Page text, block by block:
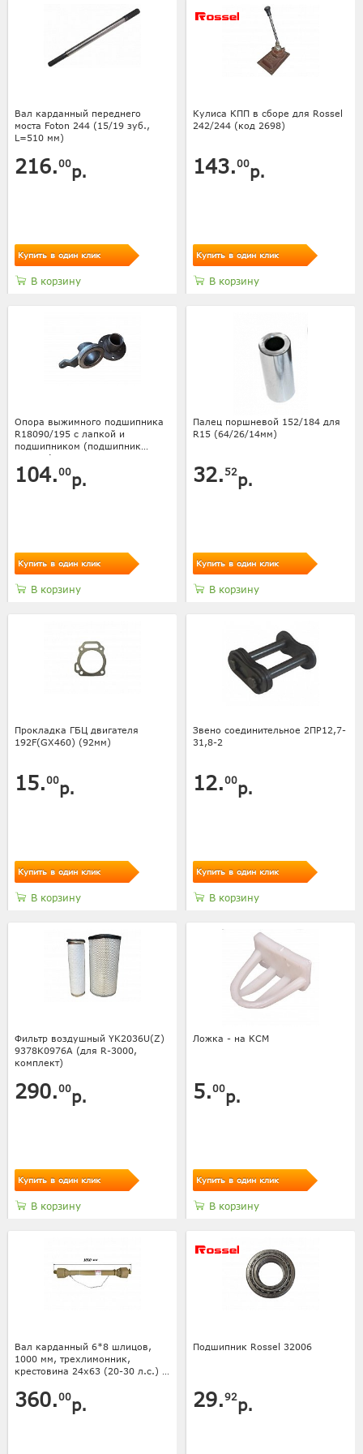
Вал карданный переднего
моста Foton 244 (15/19 зуб.,
L=510 мм)
216.00р.
Купить в один клик
В корзину
Кулиса КПП в сборе для Rossel
242/244 (код 2698)
143.00р.
Купить в один клик
В корзину
Опора выжимного подшипника
R18090/195 с лапкой и
подшипником (подшипник
688808)
104.00р.
Купить в один клик
В корзину
Палец поршневой 152/184 для
R15 (64/26/14мм)
32. 52р.
Купить в один клик
В корзину
Прокладка ГБЦ двигателя
192F(GX460) (92мм)
15.00р.
Купить в один клик
В корзину
Звено соединительное 2ПР12,7-
31,8-2
12.00р.
Купить в один клик
В корзину
Фильтр воздушный YK2036U(Z)
9378K0976A (для R-3000,
комплект)
290.00р.
Купить в один клик
В корзину
Ложка - на КСМ
5.00р.
Купить в один клик
В корзину
Вал карданный 6*8 шлицов,
1000 мм, трехлимонник,
крестовина 24х63 (20-30 л.с.) с
360.00р.
Подшипник Rossel 32006
29.92р.